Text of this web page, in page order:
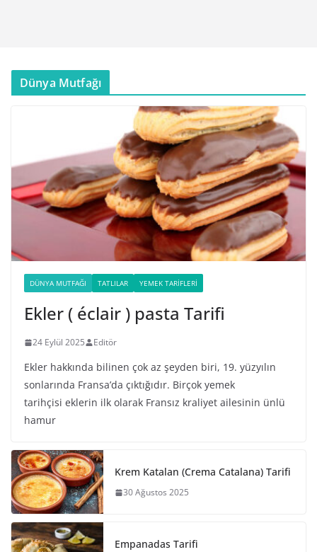
Dünya Mutfağı
DÜNYA MUTFAĞI TATLILAR YEMEK TARIFLERI
Ekler ( éclair ) pasta Tarifi
24 Eylül 2025 Editör
Ekler hakkında bilinen çok az şeyden biri, 19. yüzyılın
sonlarında Fransa’da çıktığıdır. Birçok yemek
tarihçisi eklerin ilk olarak Fransız kraliyet ailesinin ünlü
hamur
Krem Katalan (Crema Catalana) Tarifi
30 Ağustos 2025
Empanadas Tarifi